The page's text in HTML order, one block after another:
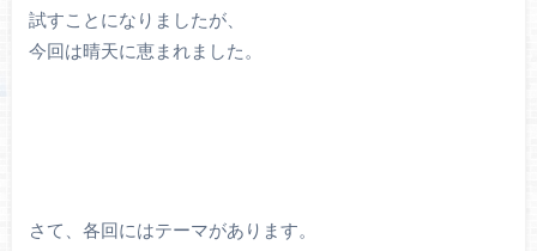
試すことになりましたが、
今回は晴天に恵まれました。
さて、各回にはテーマがあります。